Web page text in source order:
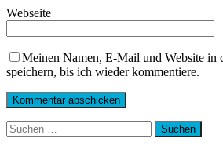
Webseite
Meinen Namen, E-Mail und Website in
speichern, bis ich wieder kommentiere.
Suchen
nach: